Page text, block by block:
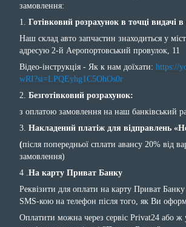
замовлення:
1. Готівковий розрахунок в точці видачі
Наш склад авто запчастин знаходиться у
адресую 2-й Аеропортовський провулок, 11
Відео-інструкція - Як к нам доїхати: https://
wRI?si=LPQEyhg1C5OhOs0r
2. Безготівковий розрахунок:
з оплатою замовлення на наш банківський
3. Накладений платіж для відправлень
(після попередньої сплати авансу 20% від
замовлення)
4 . На карту Приват Банку
Реквізити для оплати на карту Приват Банку
SMS-кою на телефон після того, як Ви
Оплатити можна через сервіс Privat24 або ж